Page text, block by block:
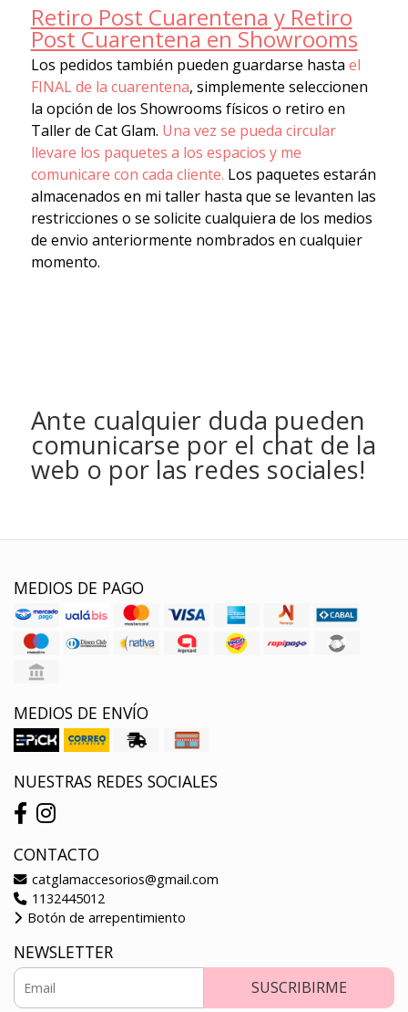
Retiro Post Cuarentena y Retiro
Post Cuarentena en Showrooms
Los pedidos también pueden guardarse hasta el
FINAL de la cuarentena, simplemente seleccionen
la opción de los Showrooms físicos o retiro en
Taller de Cat Glam. Una vez se pueda circular
llevare los paquetes a los espacios y me
comunicare con cada cliente. Los paquetes estarán
almacenados en mi taller hasta que se levanten las
restricciones o se solicite cualquiera de los medios
de envio anteriormente nombrados en cualquier
momento.
Ante cualquier duda pueden
comunicarse por el chat de la
web o por las redes sociales!
MEDIOS DE PAGO
MEDIOS DE ENVÍO
NUESTRAS REDES SOCIALES
CONTACTO
catglamaccesorios@gmail.com
1132445012
Botón de arrepentimiento
NEWSLETTER
SUSCRIBIRME